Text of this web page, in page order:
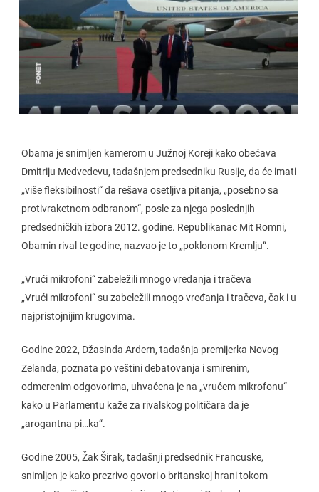
Obama je snimljen kamerom u Južnoj Koreji kako obećava
Dmitriju Medvedevu, tadašnjem predsedniku Rusije, da će imati
„više fleksibilnosti“ da rešava osetljiva pitanja, „posebno sa
protivraketnom odbranom“, posle za njega poslednjih
predsedničkih izbora 2012. godine. Republikanac Mit Romni,
Obamin rival te godine, nazvao je to „poklonom Kremlju“.
„Vrući mikrofoni“ zabeležili mnogo vređanja i tračeva
„Vrući mikrofoni“ su zabeležili mnogo vređanja i tračeva, čak i u
najpristojnijim krugovima.
Godine 2022, Džasinda Ardern, tadašnja premijerka Novog
Zelanda, poznata po veštini debatovanja i smirenim,
odmerenim odgovorima, uhvaćena je na „vrućem mikrofonu“
kako u Parlamentu kaže za rivalskog političara da je
„arogantna pi…ka“.
Godine 2005, Žak Širak, tadašnji predsednik Francuske,
snimljen je kako prezrivo govori o britanskoj hrani tokom